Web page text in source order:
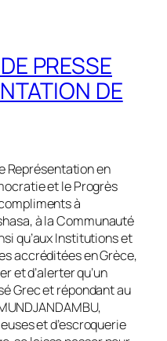
PRESSE
DE
Représentation en
et le Progrès
à
à la Communauté
qu’aux Institutions et
accréditées en Grèce,
et d’alerter qu’un
Grec et répondant au
et d’escroquerie